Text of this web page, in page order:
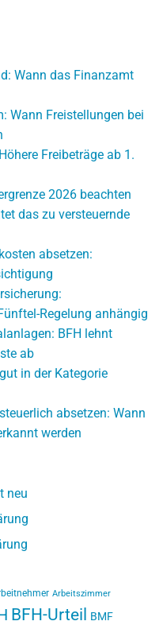
Wann das Finanzamt
Wann Freistellungen bei
Freibeträge ab 1.
2026 beachten
das zu versteuernde
absetzen:
Regelung anhängig
BFH lehnt
ab
in der Kategorie
absetzen: Wann
werden
neu
Arbeitszimmer
BFH-Urteil BMF